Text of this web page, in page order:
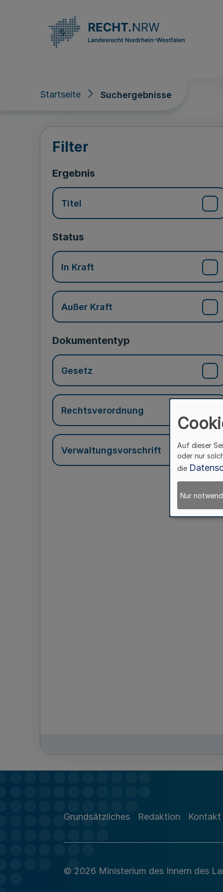
Startseite Suchergebnisse
Suchergebnisse
Filter
Ergebnis
Titel
Status
In Kraft
Außer Kraft
Dokumententyp
Gesetz
Rechtsverordnung
Verwaltungsvorschrift
Grundsätzliches Redaktion Kontakt
© 2026 Ministerium des Innern des
Auf dieser
oder nur
die
Nur